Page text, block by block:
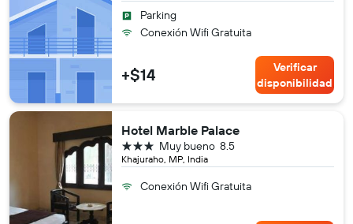
Parking
Conexión Wifi Gratuita
+$14
Verificar
disponibilidad
Hotel Marble Palace
Khajuraho, MP, India
8.5
Muy bueno
3 estrellas
Conexión Wifi Gratuita